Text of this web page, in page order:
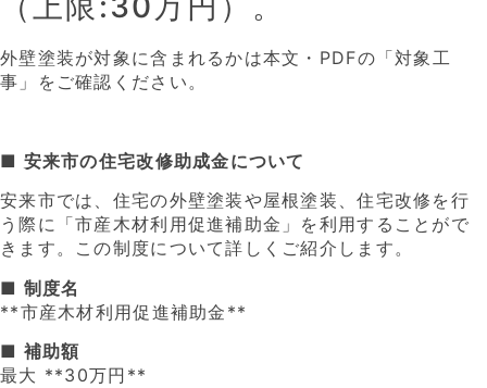
外壁塗装が対象に含まれるかは本文・PDFの「対象工
事」をご確認ください。
■ 安来市の住宅改修助成金について
安来市では、住宅の外壁塗装や屋根塗装、住宅改修を行
う際に「市産木材利用促進補助金」を利用することがで
きます。この制度について詳しくご紹介します。
■ 制度名
**市産木材利用促進補助金**
■ 補助額
最大 **30万円**